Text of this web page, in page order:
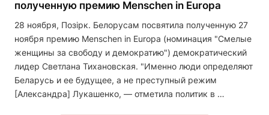
полученную премию Menschen in Europa
28 ноября, Позірк. Белорусам посвятила полученную 27
ноября премию Menschen in Europa (номинация "Смелые
женщины за свободу и демократию") демократический
лидер Светлана Тихановская. "Именно люди определяют
Беларусь и ее будущее, а не преступный режим
[Александра] Лукашенко, — отметила политик в …